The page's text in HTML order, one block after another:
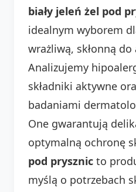
biały jeleń żel pod
idealnym wyborem
wrażliwą, skłonną
Analizujemy
składniki aktywne
badaniami
One gwarantują
optymalną ochronę
pod prysznic to
myślą o potrzebach